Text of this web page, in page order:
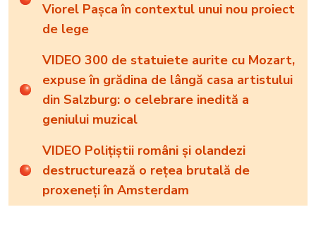
Viorel Pașca în contextul unui nou proiect
de lege
VIDEO 300 de statuiete aurite cu Mozart,
expuse în grădina de lângă casa artistului
din Salzburg: o celebrare inedită a
geniului muzical
VIDEO Polițiștii români și olandezi
destructurează o rețea brutală de
proxeneți în Amsterdam